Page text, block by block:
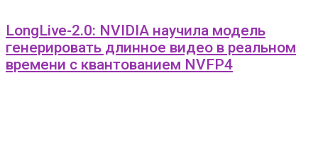
LongLive-2.0: NVIDIA научила модель
генерировать длинное видео в реальном
времени с квантованием NVFP4